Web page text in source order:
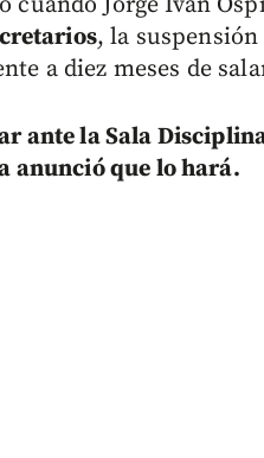
, la suspensión
a diez meses de
ante la Sala
anunció que lo hará.